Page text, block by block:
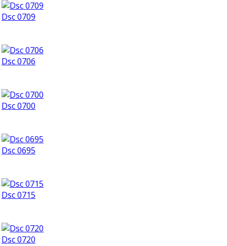
Dsc 0709
Dsc 0706
Dsc 0700
Dsc 0695
Dsc 0715
Dsc 0720